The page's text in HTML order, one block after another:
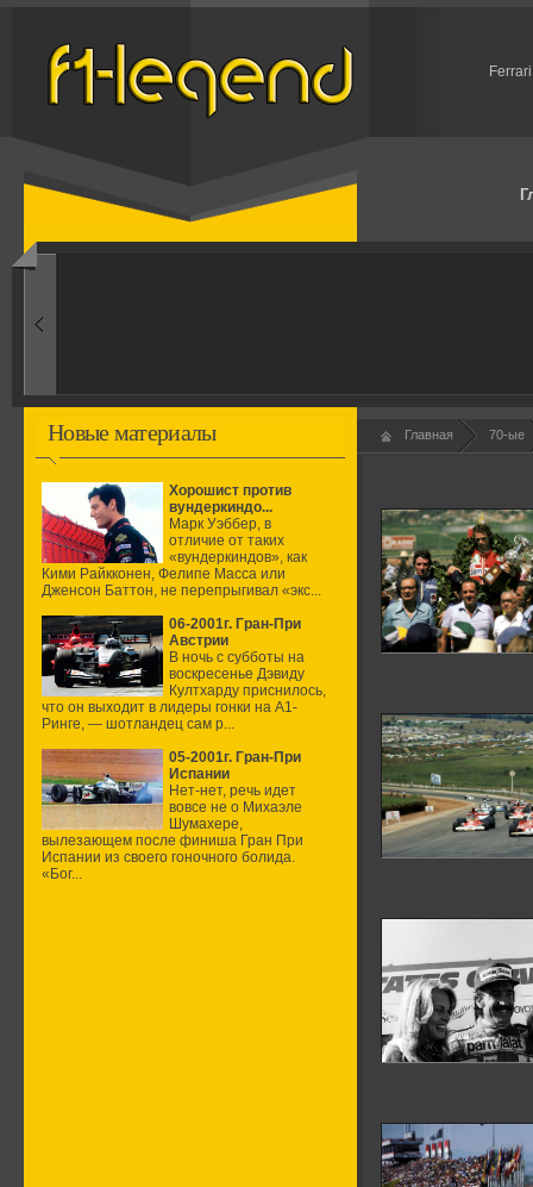
1960-ые
Новые материалы
Хорошист против
вундеркиндо...
Марк Уэббер, в
отличие от таких
«вундеркиндов», как
Кими Райкконен, Фелипе Масса или
Дженсон Баттон, не перепрыгивал «экс...
06-2001г. Гран-При
Австрии
В ночь с субботы на
воскресенье Дэвиду
Култхарду приснилось,
что он выходит в лидеры гонки на А1-
Ринге, — шотландец сам р...
05-2001г. Гран-При
Испании
Нет-нет, речь идет
вовсе не о Михаэле
Шумахере,
вылезающем после финиша Гран При
Испании из своего гоночного болида.
«Бог...
Главная 70-ые